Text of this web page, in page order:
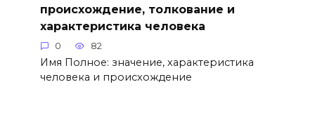
происхождение, толкование и
характеристика человека
0 82
Имя Полное: значение, характеристика
человека и происхождение